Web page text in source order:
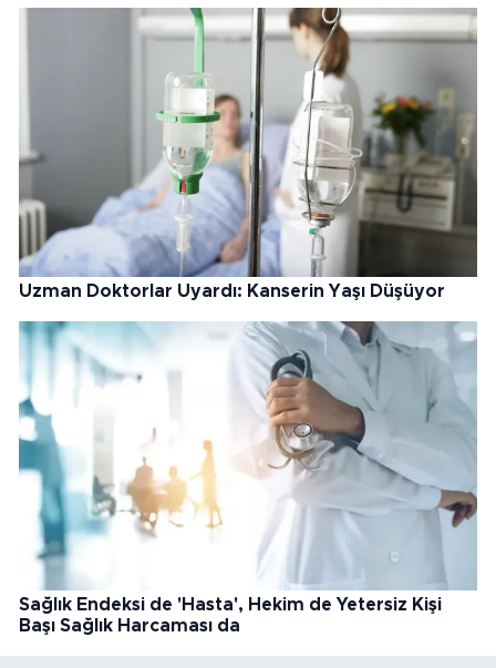
Uzman Doktorlar Uyardı: Kanserin Yaşı Düşüyor
Sağlık Endeksi de 'Hasta', Hekim de Yetersiz Kişi
Başı Sağlık Harcaması da